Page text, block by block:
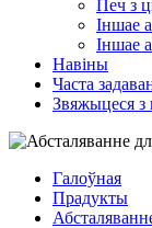
Печ з
Іншае
Іншае
Навіны
Часта
Звяжыцеся з
Галоўная
Прадукты